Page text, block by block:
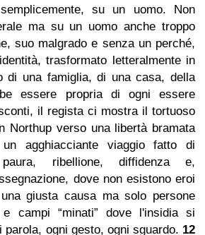
su un uomo. Non
ma su un uomo anche troppo
suo malgrado e senza un perché,
trasformato letteralmente in
di una famiglia, di una casa, della
essere propria di ogni essere
il regista ci mostra il tortuoso
Northup verso una libertà bramata
un agghiacciante viaggio fatto di
ribellione, diffidenza e,
dove non esistono eroi
giusta causa ma solo persone
campi “minati” dove l'insidia si
parola, ogni gesto, ogni sguardo. 12